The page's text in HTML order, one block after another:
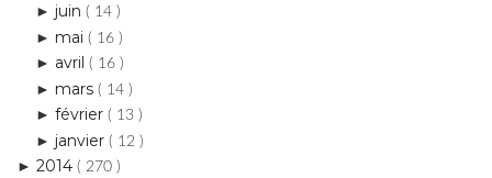
► juin ( 14 )
► mai ( 16 )
► avril ( 16 )
► mars ( 14 )
► février ( 13 )
► janvier ( 12 )
► 2014 ( 270 )